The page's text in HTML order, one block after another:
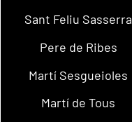
Sant Feliu Sasserra
Pere de Ribes
Martí Sesgueioles
Martí de Tous